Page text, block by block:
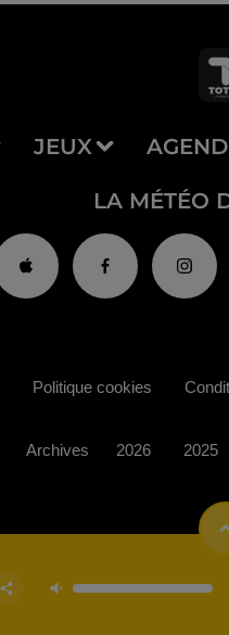
JEUX
LA MÉTÉO
Politique cookies
Archives 2026 2025